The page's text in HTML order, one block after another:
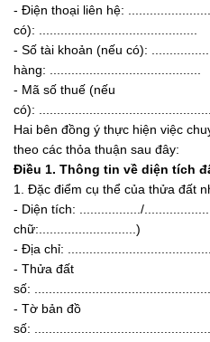
- Điện thoại liên hệ:
có): ............................................
- Số tài khoản (nếu có):
hàng: ..........................................
- Mã số thuế (nếu
có):
Hai bên đồng ý thực hiện việc
theo các thỏa thuận sau đây:
Điều 1. Thông tin về diện tích
1. Đặc điểm cụ thể của thửa đất
- Diện tích: ................./
chữ:...........................)
- Địa chỉ:
- Thửa đất
số:
- Tờ bản đồ
số: